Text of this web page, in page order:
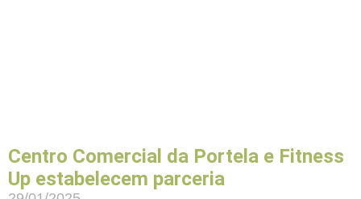
Centro Comercial da Portela e Fitness
Up estabelecem parceria